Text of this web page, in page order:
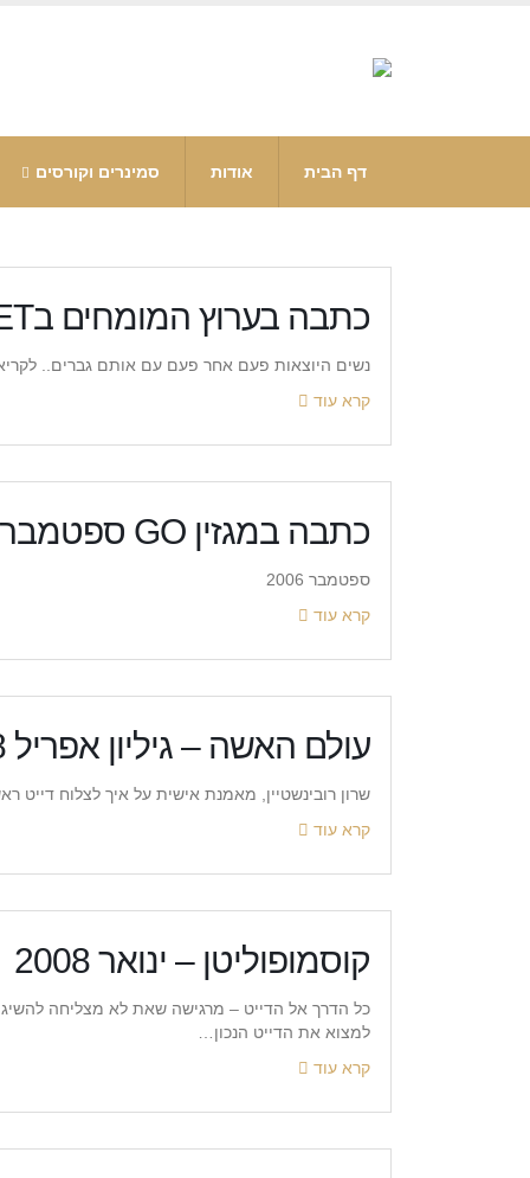
דף הבית אודות סמינרים וקורסים
כתבה בערוץ המומחים בYNET
נשים היוצאות פעם אחר פעם עם אותם גברים..
קרא עוד
כתבה במגזין GO ספטמבר 2006
ספטמבר 2006
קרא עוד
עולם האשה – גיליון אפריל 2008
שרון רובינשטיין, מאמנת אישית על איך לצלוח דייט
קרא עוד
קוסמופוליטן – ינואר 2008
כל הדרך אל הדייט – מרגישה שאת לא מצליחה להשיג
למצוא את הדייט הנכון…
קרא עוד